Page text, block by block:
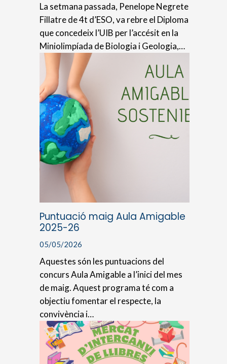
La setmana passada, Penelope Negrete
Fillatre de 4t d’ESO, va rebre el Diploma
que concedeix l’UIB per l’accésit en la
Miniolimpíada de Biologia i Geologia,…
Puntuació maig Aula Amigable
2025-26
05/05/2026
Aquestes són les puntuacions del
concurs Aula Amigable a l’inici del mes
de maig. Aquest programa té com a
objectiu fomentar el respecte, la
convivència i…